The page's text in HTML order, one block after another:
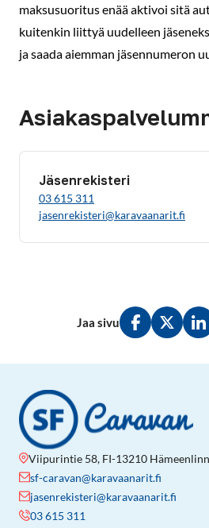
maksusuoritus enää aktivoi sitä
kuitenkin liittyä uudelleen
ja saada aiemman jäsennumeron
Jäsenrekisteri
03 615 311
jasenrekisteri@karavaanarit.fi
Jaa sivu
Jaa Jaa
Viipurintie 58, FI-13210
sf-caravan@karavaanarit.fi
jasenrekisteri@karavaanarit.fi
03 615 311